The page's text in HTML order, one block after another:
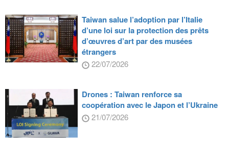
Taiwan salue l’adoption par l’Italie
d’une loi sur la protection des prêts
d’œuvres d’art par des musées
étrangers
22/07/2026
Drones : Taiwan renforce sa
coopération avec le Japon et l’Ukraine
21/07/2026